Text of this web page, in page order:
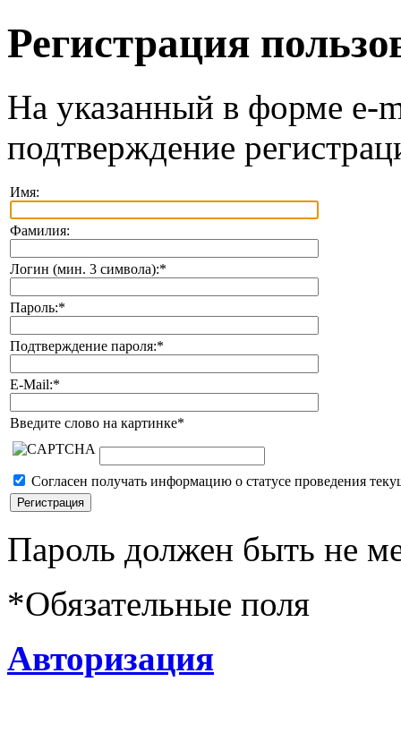
Регистрация
На указанный в форме e-
подтверждение
Имя:
Фамилия:
Логин (мин. 3 символа):*
Пароль:*
Подтверждение пароля:*
E-Mail:*
Введите слово на картинке*
Согласен получать информацию о статусе проведения
Пароль должен быть не
*Обязательные поля
Авторизация